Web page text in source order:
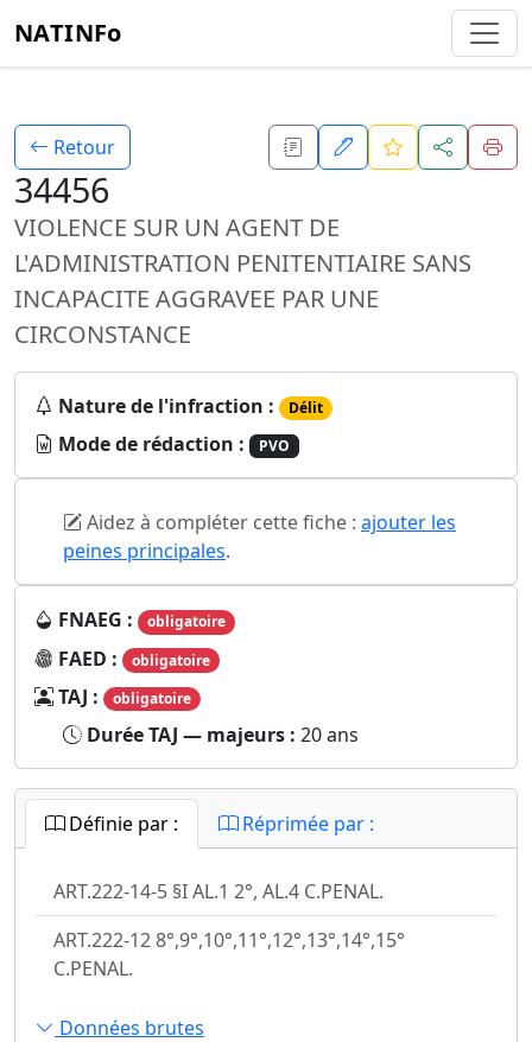
NATINFo
Retour
34456
VIOLENCE SUR UN AGENT DE
L'ADMINISTRATION PENITENTIAIRE SANS
INCAPACITE AGGRAVEE PAR UNE
CIRCONSTANCE
Nature de l'infraction : Délit
Mode de rédaction : PVO
Aidez à compléter cette fiche : ajouter les
peines principales.
FNAEG : obligatoire
FAED : obligatoire
TAJ : obligatoire
Durée TAJ — majeurs : 20 ans
Définie par : Réprimée par :
ART.222-14-5 §I AL.1 2°, AL.4 C.PENAL.
ART.222-12 8°,9°,10°,11°,12°,13°,14°,15°
C.PENAL.
Données brutes